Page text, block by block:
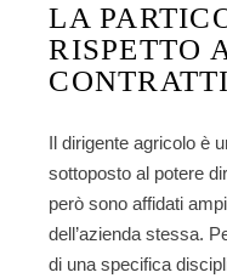
LA
RISPETTO
CONTRATTI
Il dirigente agricolo è
sottoposto al potere
però sono affidati
dell’azienda stessa.
di una specifica